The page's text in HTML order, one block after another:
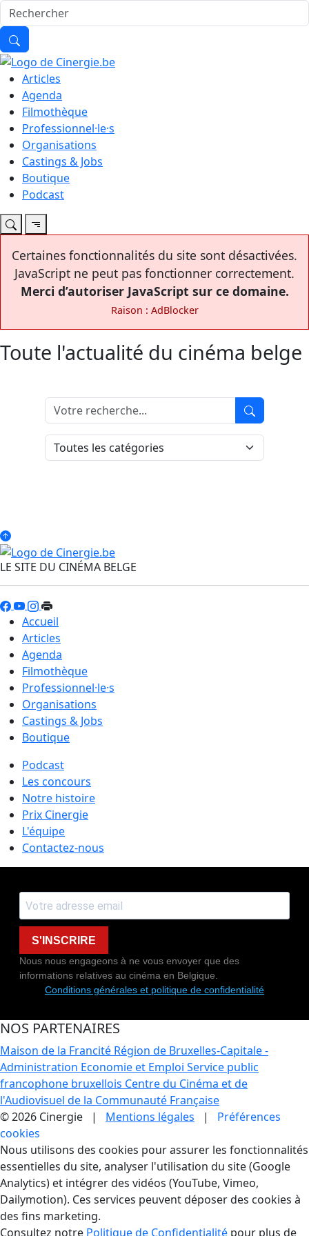
Articles
Agenda
Filmothèque
Professionnel·le·s
Organisations
Castings & Jobs
Boutique
Podcast
Certaines fonctionnalités du site sont désactivées.
JavaScript ne peut pas fonctionner correctement.
Merci d’autoriser JavaScript sur ce domaine.
Raison : AdBlocker
Toute l'actualité du cinéma belge
LE SITE DU CINÉMA BELGE
Accueil
Articles
Agenda
Filmothèque
Professionnel·le·s
Organisations
Castings & Jobs
Boutique
Podcast
Les concours
Notre histoire
Prix Cinergie
L'équipe
Contactez-nous
S'INSCRIRE
Nous nous engageons à ne vous envoyer que des
informations relatives au cinéma en Belgique.
Conditions générales et politique de confidentialité
NOS PARTENAIRES
Maison de la Francité Région de Bruxelles-Capitale -
Administration Economie et Emploi Service public
francophone bruxellois Centre du Cinéma et de
l'Audiovisuel de la Communauté Française
© 2026 Cinergie | Mentions légales | Préférences
cookies
Gestion des Cookies
Nous utilisons des cookies pour assurer les fonctionnalités
essentielles du site, analyser l'utilisation du site (Google
Analytics) et intégrer des vidéos (YouTube, Vimeo,
Dailymotion). Ces services peuvent déposer des cookies à
des fins marketing.
Consultez notre Politique de Confidentialité pour plus de